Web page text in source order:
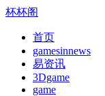
杯杯阁
首页
gamesinnews
易资讯
3Dgame
game